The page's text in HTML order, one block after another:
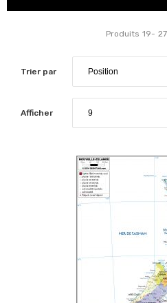
Trier par
Produits 19- 27
Afficher